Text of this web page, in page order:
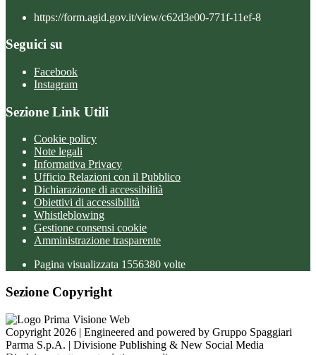
https://form.agid.gov.it/view/c62d3e00-771f-11ef-8
Seguici su
Facebook
Instagram
Sezione Link Utili
Cookie policy
Note legali
Informativa Privacy
Ufficio Relazioni con il Pubblico
Dichiarazione di accessibilità
Obiettivi di accessibilità
Whistleblowing
Gestione consensi cookie
Amministrazione trasparente
Pagina visualizzata 1556380 volte
Sezione Copyright
Copyright 2026 | Engineered and powered by Gruppo Spaggiari
Parma S.p.A. | Divisione Publishing & New Social Media